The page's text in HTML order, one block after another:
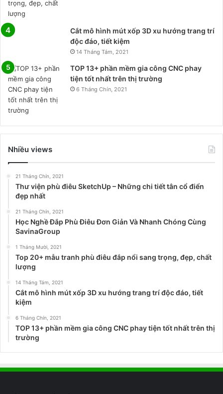
Cắt mô hình mút xốp 3D xu hướng trang trí
độc đáo, tiết kiệm
14 Tháng Tám, 2021
TOP 13+ phần mềm gia công CNC phay
tiện tốt nhất trên thị trường
6 Tháng Chín, 2021
Nhiều views
21 Tháng Chín, 2021
Thư viện phù điêu SketchUp – Những chi tiết tân cổ điển
đẹp nhất
21 Tháng Chín, 2021
Học Nghề Đắp Phù Điêu Đơn Giản Và Nhanh Chóng Cùng
SavinaGroup
1 Tháng Mười, 2021
Top 20+ mẫu tranh phù điêu đắp nổi sang trọng, đẹp, chất
lượng
14 Tháng Tám, 2021
Cắt mô hình mút xốp 3D xu hướng trang trí độc đáo, tiết
kiệm
6 Tháng Chín, 2021
TOP 13+ phần mềm gia công CNC phay tiện tốt nhất trên thị
trường